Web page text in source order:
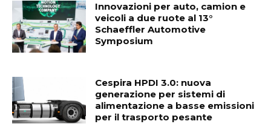
Innovazioni per auto, camion e
veicoli a due ruote al 13°
Schaeffler Automotive
Symposium
Cespira HPDI 3.0: nuova
generazione per sistemi di
alimentazione a basse emissioni
per il trasporto pesante